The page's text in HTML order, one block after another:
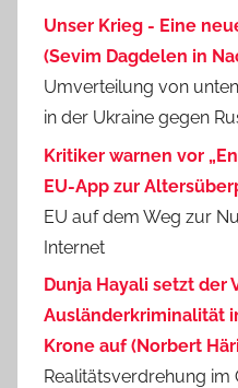
Unser Krieg - Eine
(Sevim Dagdelen in
Umverteilung von
in der Ukraine gegen
Kritiker warnen vor
EU-App zur
EU auf dem Weg zur
Internet
Dunja Hayali setzt der
Ausländerkriminalität
Krone auf (Norbert
Realitätsverdrehung im